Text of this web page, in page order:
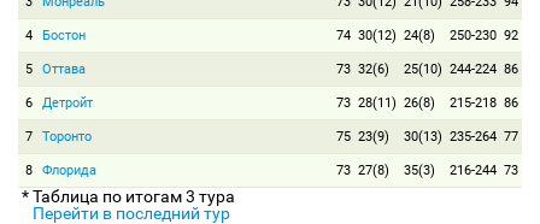
4 Бостон 74 30(12) 24(8) 250-230 92
5 Оттава 73 32(6) 25(10) 244-224 86
6 Детройт 73 28(11) 26(8) 215-218 86
7 Торонто 75 23(9) 30(13) 235-264 77
8 Флорида 73 27(8) 35(3) 216-244 73
* Таблица по итогам 3 тура
Перейти в последний тур